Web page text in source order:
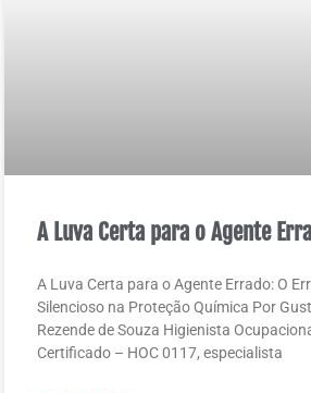
A Luva Certa para o Agente
A Luva Certa para o Agente Errado: O
Silencioso na Proteção Química Por
Rezende de Souza Higienista
Certificado – HOC 0117, especialista